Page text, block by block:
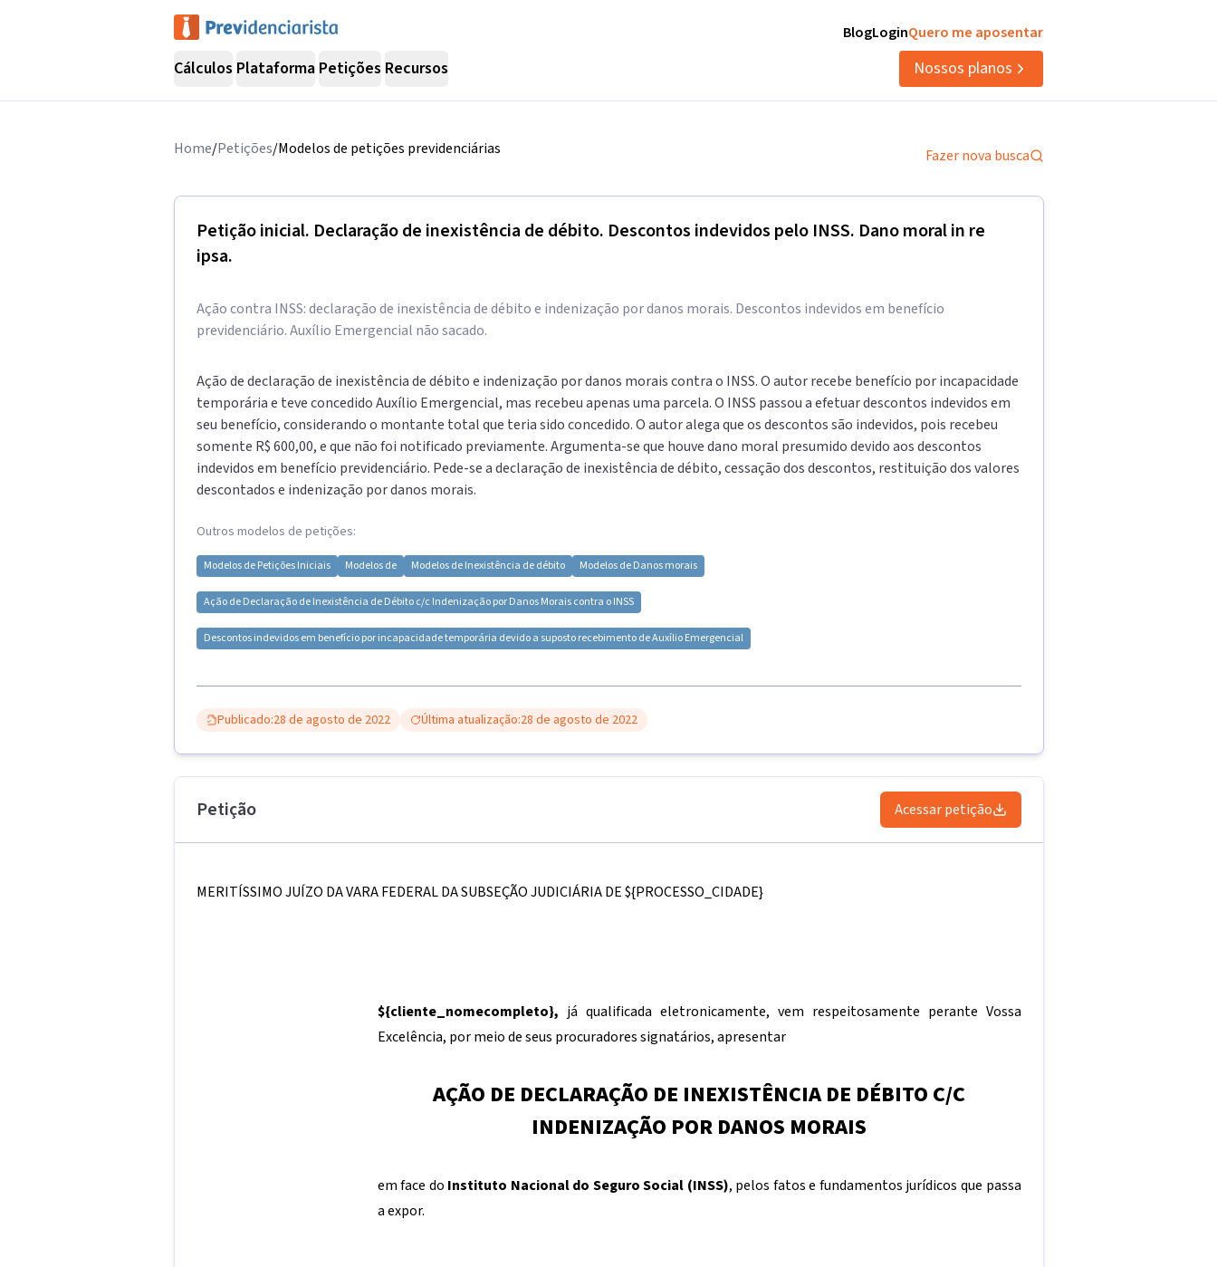
BlogLoginQuero me aposentar
Cálculos Plataforma Petições Recursos Nossos planos
Home/Petições/Modelos de petições previdenciárias Fazer nova busca
Petição inicial. Declaração de inexistência de débito. Descontos indevidos pelo INSS. Dano moral in re
ipsa.
Ação contra INSS: declaração de inexistência de débito e indenização por danos morais. Descontos indevidos em benefício
previdenciário. Auxílio Emergencial não sacado.
Ação de declaração de inexistência de débito e indenização por danos morais contra o INSS. O autor recebe benefício por incapacidade
temporária e teve concedido Auxílio Emergencial, mas recebeu apenas uma parcela. O INSS passou a efetuar descontos indevidos em
seu benefício, considerando o montante total que teria sido concedido. O autor alega que os descontos são indevidos, pois recebeu
somente R$ 600,00, e que não foi notificado previamente. Argumenta-se que houve dano moral presumido devido aos descontos
indevidos em benefício previdenciário. Pede-se a declaração de inexistência de débito, cessação dos descontos, restituição dos valores
descontados e indenização por danos morais.
Outros modelos de petições:
Modelos dePetições Iniciais Modelos de Modelos deInexistência de débito Modelos deDanos morais
Ação de Declaração de Inexistência de Débito c/c Indenização por Danos Morais contra o INSS
Descontos indevidos em benefício por incapacidade temporária devido a suposto recebimento de Auxílio Emergencial
Publicado:28 de agosto de 2022 Última atualização:28 de agosto de 2022
Petição Acessar petição
MERITÍSSIMO JUÍZO DA VARA FEDERAL DA SUBSEÇÃO JUDICIÁRIA DE${PROCESSO_CIDADE}
${cliente_nomecompleto}, já qualificada eletronicamente, vem respeitosamente perante Vossa
Excelência, por meio de seus procuradores signatários, apresentar
AÇÃO DE DECLARAÇÃO DE INEXISTÊNCIA DE DÉBITO C/C
INDENIZAÇÃO POR DANOS MORAIS
em face do Instituto Nacional do Seguro Social (INSS), pelos fatos e fundamentos jurídicos que passa
a expor.